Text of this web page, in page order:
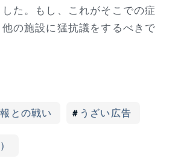
た。もし、これがそこでの症
の施設に猛抗議をするべきで
との戦い うざい広告